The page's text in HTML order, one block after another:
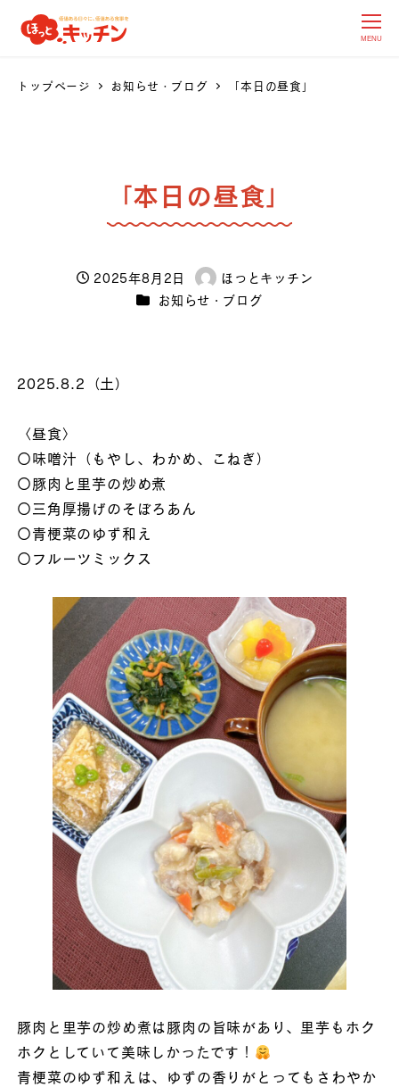
MENU
トップページ お知らせ・ブログ 「本日の昼食」
「本日の昼食」
投稿日
2025年8月2日
著
者
ほっとキッチン
カテゴリー
お知らせ・ブログ
2025.8.2（土）
〈昼食〉
〇味噌汁（もやし、わかめ、こねぎ）
〇豚肉と里芋の炒め煮
〇三角厚揚げのそぼろあん
〇青梗菜のゆず和え
〇フルーツミックス
豚肉と里芋の炒め煮は豚肉の旨味があり、里芋もホク
ホクとしていて美味しかったです！
青梗菜のゆず和えは、ゆずの香りがとってもさわやか